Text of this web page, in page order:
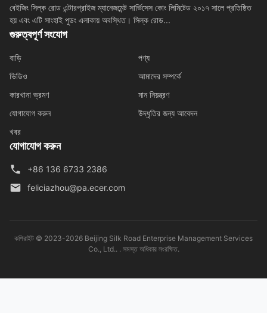
বেইজিং সিল্ক রোড এন্টারপ্রাইজ ম্যানেজমেন্ট সার্ভিসেস কোং লিমিটেড ২০১৭ সালে প্রতিষ্ঠিত
হয় এবং এটি সাংহাই পুডং এলাকায় অবস্থিত। সিল্ক রোড...
গুরুত্বপূর্ণ সংযোগ
বাড়ি
পণ্য
ভিডিও
আমাদের সম্পর্কে
কারখানা ভ্রমণ
মান নিয়ন্ত্রণ
যোগাযোগ করুন
উদ্ধৃতির জন্য আবেদন
খবর
যোগাযোগ করুন
+86 136 6733 2386
feliciazhou@pa.ecer.com
কপিরাইট © 2023-2026 Beijing Silk Road Enterprise Management Services
Co., Ltd.. . সমস্ত অধিকার সংরক্ষিত.